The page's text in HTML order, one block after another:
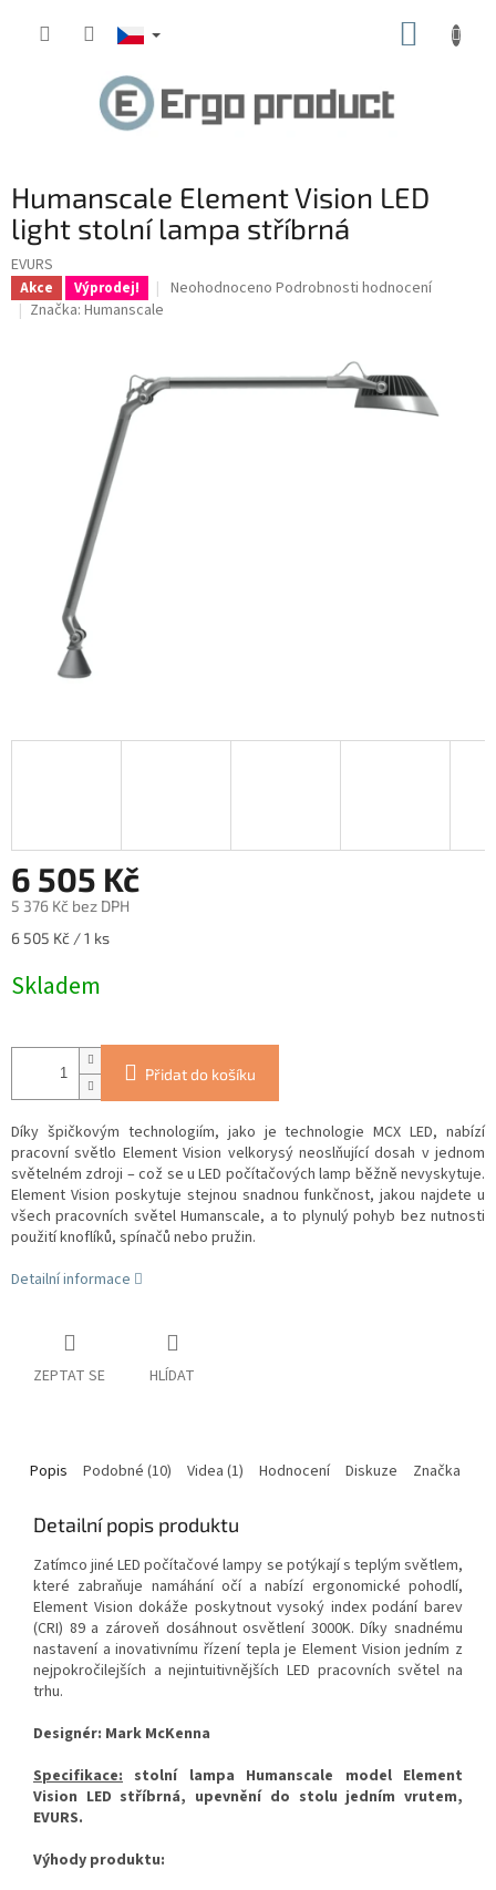
Humanscale Element Vision LED
light stolní lampa stříbrná
EVURS
Akce Výprodej!
Průměrné
z
Neohodnoceno Podrobnosti hodnocení
Značka: Humanscale
6 505 Kč
5 376 Kč bez DPH
Měrná
6 505 Kč / 1 ks
Skladem
Přidat do košíku
Díky špičkovým technologiím, jako je technologie MCX LED, nabízí
pracovní světlo Element Vision velkorysý neoslňující dosah v jednom
světelném zdroji – což se u LED počítačových lamp běžně nevyskytuje.
Element Vision poskytuje stejnou snadnou funkčnost, jakou najdete u
všech pracovních světel Humanscale, a to plynulý pohyb bez nutnosti
použití knoflíků, spínačů nebo pružin.
Detailní informace
ZEPTAT SE HLÍDAT
Popis Podobné (10) Videa (1) Hodnocení Diskuze Značka
Detailní popis produktu
Zatímco jiné LED počítačové lampy se potýkají s teplým světlem,
které zabraňuje namáhání očí a nabízí ergonomické pohodlí,
Element Vision dokáže poskytnout vysoký index podání barev
(CRI) 89 a zároveň dosáhnout osvětlení 3000K. Díky snadnému
nastavení a inovativnímu řízení tepla je Element Vision jedním z
nejpokročilejších a nejintuitivnějších LED pracovních světel na
trhu.
Designér: Mark McKenna
Specifikace: stolní lampa Humanscale model Element
Vision LED stříbrná, upevnění do stolu jedním vrutem,
EVURS.
Výhody produktu: